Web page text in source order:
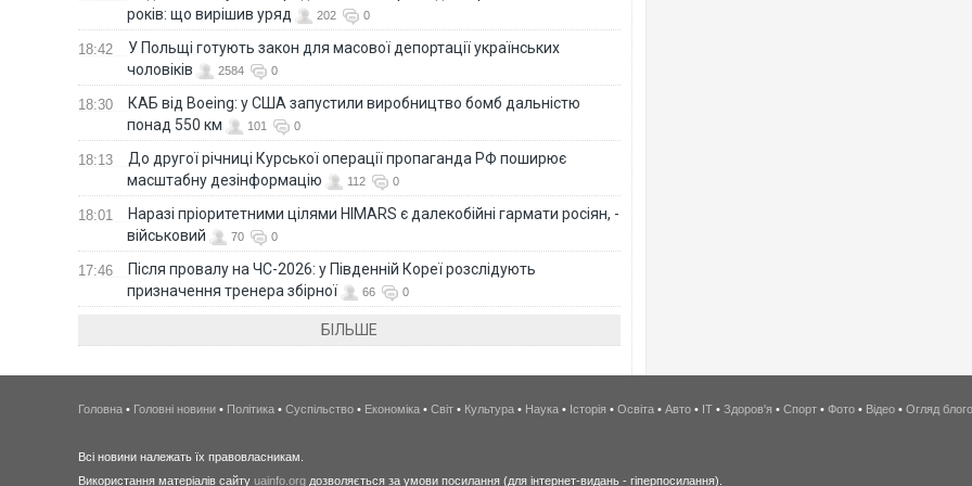
років: що вирішив уряд
202 0
18:42
У Польщі готують закон для масової депортації українських
чоловіків
2584 0
18:30
КАБ від Boeing: у США запустили виробництво бомб дальністю
понад 550 км
101 0
18:13
До другої річниці Курської операції пропаганда РФ поширює
масштабну дезінформацію
112 0
18:01
Наразі пріоритетними цілями HIMARS є далекобійні гармати росіян, -
військовий
70 0
17:46
Після провалу на ЧС-2026: у Південній Кореї розслідують
призначення тренера збірної
66 0
БІЛЬШЕ
Головна • Головні новини • Політика • Суспільство • Економіка • Світ • Культура • Наука • Історія • Освіта • Авто • IT • Здоров'я • Спорт • Фото • Відео • Огляд
Всі новини належать їх правовласникам.
Використання матеріалів сайту uainfo.org дозволяється за умови посилання (для інтернет-видань - гіперпосилання).